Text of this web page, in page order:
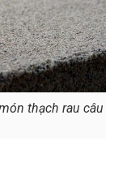
thạch rau câu